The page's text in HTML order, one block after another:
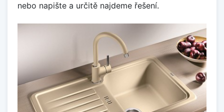
nebo napište a určitě najdeme řešení.